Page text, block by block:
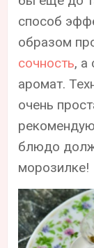
способ
образом
сочность, а
аромат.
очень
блюдо
морозилке!